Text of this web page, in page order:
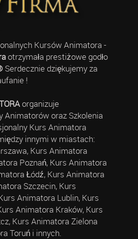
Kursów Animatora -
otrzymała prestiżowe godło
Serdecznie dziękujemy za
!
organizuje
Animatorów oraz Szkolenia
Kurs Animatora
innymi w miastach:
Kurs Animatora
Poznań, Kurs Animatora
Łódź, Kurs Animatora
Szczecin, Kurs
Animatora Lublin, Kurs
Animatora Kraków, Kurs
Kurs Animatora Zielona
Toruń i innych.